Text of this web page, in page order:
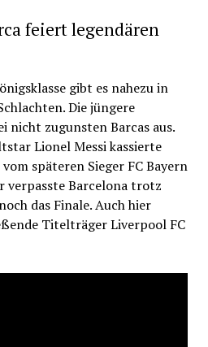
feiert legendären
gibt es nahezu in
Die jüngere
nicht zugunsten Barcas aus.
Lionel Messi kassierte
späteren Sieger FC Bayern
verpasste Barcelona trotz
das Finale. Auch hier
Titelträger Liverpool FC